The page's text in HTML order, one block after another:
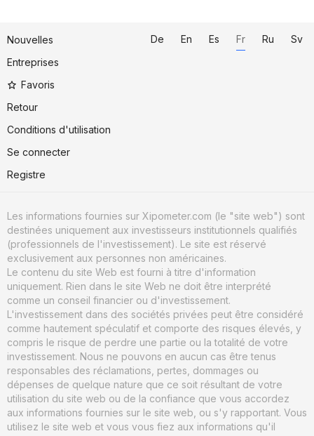
Nouvelles
Entreprises
Favoris
Retour
Conditions d'utilisation
Se connecter
Registre
De En Es Fr Ru Sv
Les informations fournies sur Xipometer.com (le "site web") sont
destinées uniquement aux investisseurs institutionnels qualifiés
(professionnels de l'investissement). Le site est réservé
exclusivement aux personnes non américaines.
Le contenu du site Web est fourni à titre d'information
uniquement. Rien dans le site Web ne doit être interprété
comme un conseil financier ou d'investissement.
L'investissement dans des sociétés privées peut être considéré
comme hautement spéculatif et comporte des risques élevés, y
compris le risque de perdre une partie ou la totalité de votre
investissement. Nous ne pouvons en aucun cas être tenus
responsables des réclamations, pertes, dommages ou
dépenses de quelque nature que ce soit résultant de votre
utilisation du site web ou de la confiance que vous accordez
aux informations fournies sur le site web, ou s'y rapportant. Vous
utilisez le site web et vous vous fiez aux informations qu'il